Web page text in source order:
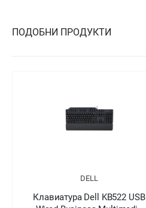
ПОДОБНИ ПРОДУКТИ
DELL
Клавиатура Dell KB522 USB